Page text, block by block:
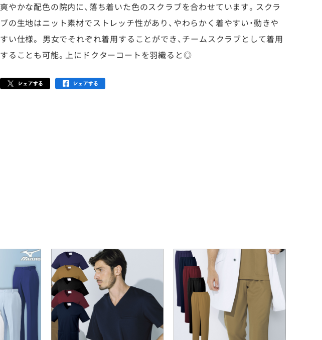
爽やかな配色の院内に、落ち着いた色のスクラブを合わせています。スクラ
ブの生地はニット素材でストレッチ性があり、やわらかく着やすい・動きや
すい仕様。 男女でそれぞれ着用することができ、チームスクラブとして着用
することも可能。上にドクターコートを羽織ると◎